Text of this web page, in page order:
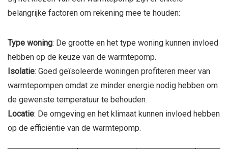
belangrijke factoren om rekening mee te houden:
Type woning: De grootte en het type woning kunnen invloed
hebben op de keuze van de warmtepomp.
Isolatie: Goed geïsoleerde woningen profiteren meer van
warmtepompen omdat ze minder energie nodig hebben om
de gewenste temperatuur te behouden.
Locatie: De omgeving en het klimaat kunnen invloed hebben
op de efficiëntie van de warmtepomp.